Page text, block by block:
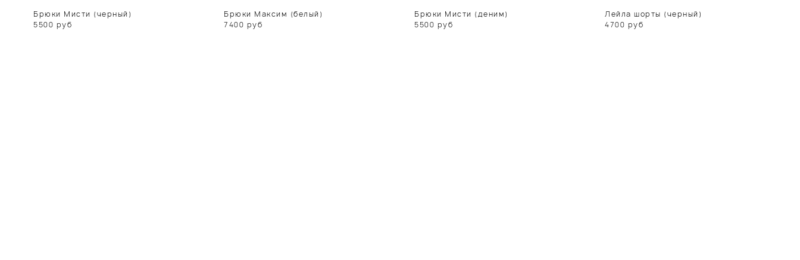
Брюки Мисти (черный)
5500 руб
Брюки Максим (белый)
7400 руб
Брюки Мисти (деним)
5500 руб
Лейла шорты (черный)
4700 руб